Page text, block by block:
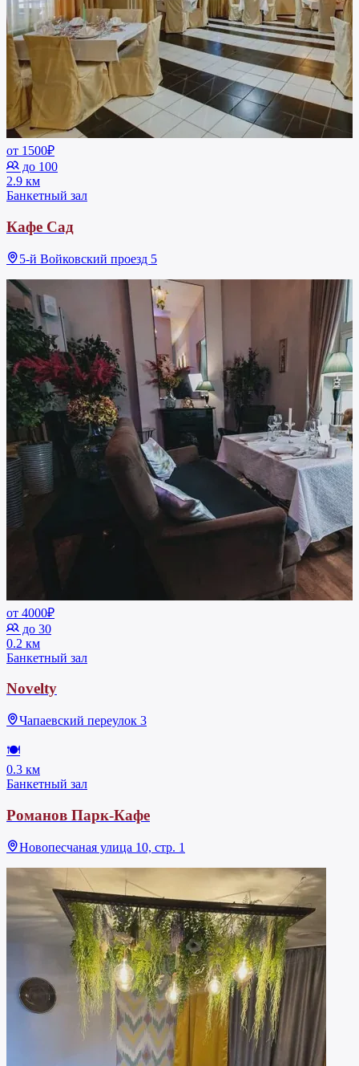
от 1500₽
до 100
2.9 км
Банкетный зал
Кафе Сад
5-й Войковский проезд 5
от 4000₽
до 30
0.2 км
Банкетный зал
Novelty
Чапаевский переулок 3
🍽
0.3 км
Банкетный зал
Романов Парк-Кафе
Новопесчаная улица 10, стр. 1